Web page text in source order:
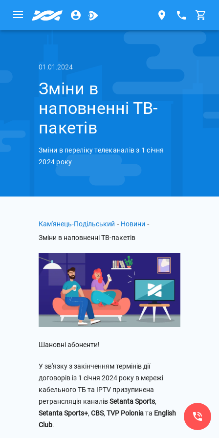
01.01.2024
Зміни в
наповненні ТВ-
пакетів
Зміни в переліку телеканалів з 1 січня
2024 року
Кам'янець-Подільський - Новини -
Зміни в наповненні ТВ-пакетів
Шановні абоненти!
У зв'язку з закінченням термінів дії
договорів із 1 січня 2024 року в мережі
кабельного ТБ та IPTV призупинена
ретрансляція каналівSetanta Sports,
Setanta Sports+, CBS, TVP Poloniaта English
Club.